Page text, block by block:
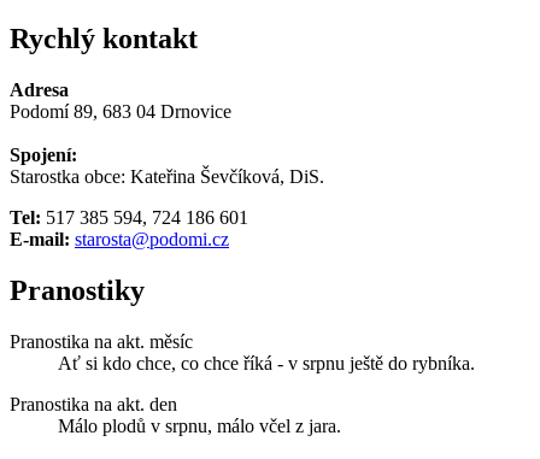
Rychlý kontakt
Adresa
Podomí 89, 683 04 Drnovice
Spojení:
Starostka obce: Kateřina Ševčíková, DiS.
Tel: 517 385 594, 724 186 601
E-mail: starosta@podomi.cz
Pranostiky
Pranostika na akt. měsíc
Ať si kdo chce, co chce říká - v srpnu ještě do rybníka.
Pranostika na akt. den
Málo plodů v srpnu, málo včel z jara.